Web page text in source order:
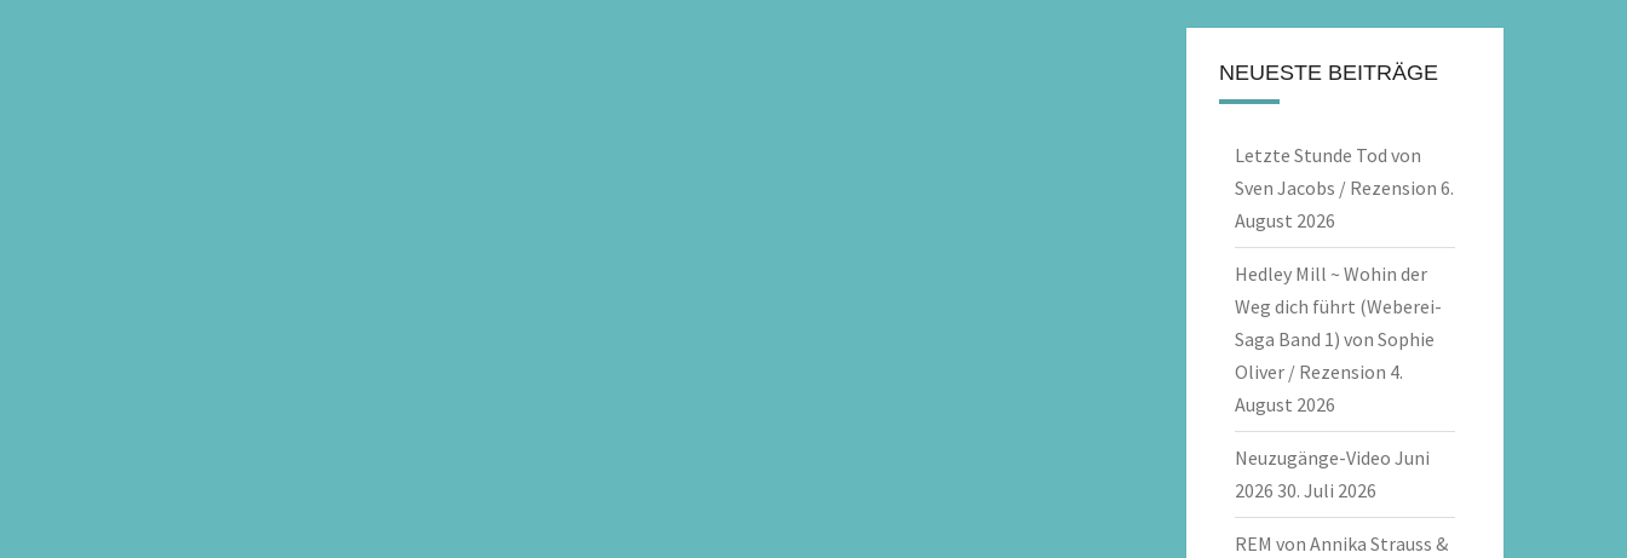
NEUESTE BEITRÄGE
Letzte Stunde Tod von
Sven Jacobs / Rezension 6.
August 2026
Hedley Mill ~ Wohin der
Weg dich führt (Weberei-
Saga Band 1) von Sophie
Oliver / Rezension 4.
August 2026
Neuzugänge-Video Juni
2026 30. Juli 2026
REM von Annika Strauss &